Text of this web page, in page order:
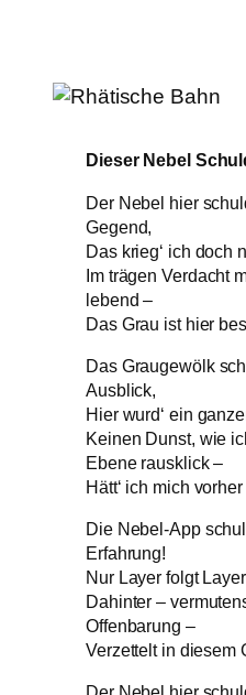
Dieser Nebel
Der Nebel hier
Gegend,
Das krieg‘ ich doch
Im trägen Verdacht
lebend –
Das Grau ist hier
Das Graugewölk
Ausblick,
Hier wurd‘ ein
Keinen Dunst, wie
Ebene rausklick –
Hätt‘ ich mich
Die Nebel-App
Erfahrung!
Nur Layer folgt
Dahinter –
Offenbarung –
Verzettelt in diesem